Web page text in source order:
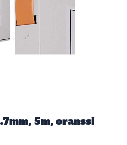
5m, oranssi